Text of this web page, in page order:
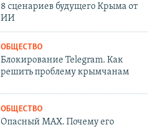
8 сценариев будущего Крыма от
ИИ
ОБЩЕСТВО
Блокирование Telegram. Как
решить проблему крымчанам
ОБЩЕСТВО
Опасный MAX. Почему его